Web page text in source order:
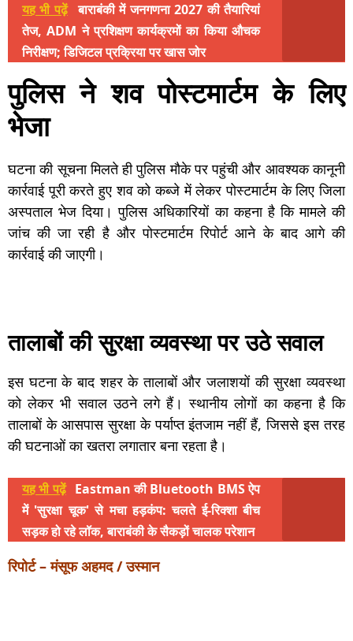
यह भी पढ़ें बाराबंकी में जनगणना 2027 की तैयारियां
तेज, ADM ने प्रशिक्षण कार्यक्रमों का किया औचक
निरीक्षण; डिजिटल प्रक्रिया पर खास जोर
पुलिस ने शव पोस्टमार्टम के लिए
भेजा
घटना की सूचना मिलते ही पुलिस मौके पर पहुंची और आवश्यक कानूनी
कार्रवाई पूरी करते हुए शव को कब्जे में लेकर पोस्टमार्टम के लिए जिला
अस्पताल भेज दिया। पुलिस अधिकारियों का कहना है कि मामले की
जांच की जा रही है और पोस्टमार्टम रिपोर्ट आने के बाद आगे की
कार्रवाई की जाएगी।
तालाबों की सुरक्षा व्यवस्था पर उठे सवाल
इस घटना के बाद शहर के तालाबों और जलाशयों की सुरक्षा व्यवस्था
को लेकर भी सवाल उठने लगे हैं। स्थानीय लोगों का कहना है कि
तालाबों के आसपास सुरक्षा के पर्याप्त इंतजाम नहीं हैं, जिससे इस तरह
की घटनाओं का खतरा लगातार बना रहता है।
यह भी पढ़ें Eastman की Bluetooth BMS ऐप
में 'सुरक्षा चूक' से मचा हड़कंप: चलते ई-रिक्शा बीच
सड़क हो रहे लॉक, बाराबंकी के सैकड़ों चालक परेशान
रिपोर्ट – मंसूफ अहमद / उस्मान